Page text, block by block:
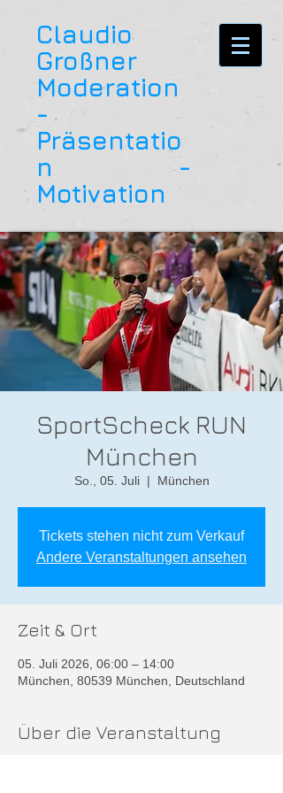
Claudio
Großner
Moderation
-
Präsentatio
n -
Motivation
SportScheck RUN
München
So., 05. Juli
  |
München
Tickets stehen nicht zum Verkauf
Andere Veranstaltungen ansehen
Zeit & Ort
05. Juli 2026, 06:00 – 14:00
München, 80539 München, Deutschland
Über die Veranstaltung